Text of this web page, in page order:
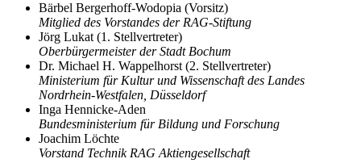
Bärbel Bergerhoff-Wodopia (Vorsitz)
Mitglied des Vorstandes der RAG-Stiftung
Jörg Lukat (1. Stellvertreter)
Oberbürgermeister der Stadt Bochum
Dr. Michael H. Wappelhorst (2. Stellvertreter)
Ministerium für Kultur und Wissenschaft des Landes
Nordrhein-Westfalen, Düsseldorf
Inga Hennicke-Aden
Bundesministerium für Bildung und Forschung
Joachim Löchte
Vorstand Technik RAG Aktiengesellschaft